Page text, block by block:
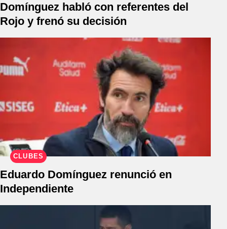
Domínguez habló con referentes del
Rojo y frenó su decisión
CLUBES
Eduardo Domínguez renunció en
Independiente